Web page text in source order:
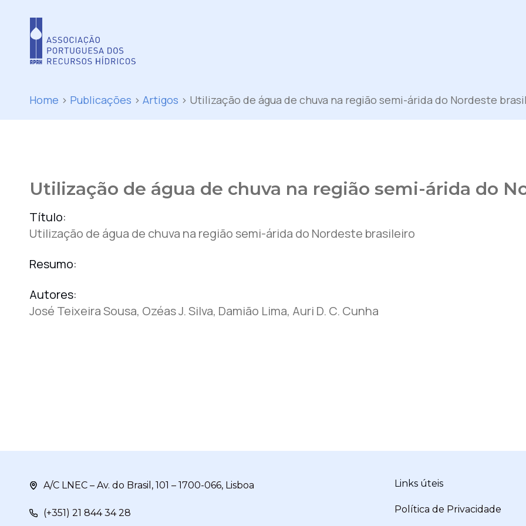
Home > Publicações > Artigos > Utilização de água de chuva na região semi-árida do Nordeste
Utilização de água de chuva na região semi-árida do
Título:
Utilização de água de chuva na região semi-árida do Nordeste brasileiro
Resumo:
Autores:
José Teixeira Sousa, Ozéas J. Silva, Damião Lima, Auri D. C. Cunha
A/C LNEC – Av. do Brasil, 101 – 1700-066, Lisboa
(+351) 21 844 34 28
Links úteis
Política de Privacidade